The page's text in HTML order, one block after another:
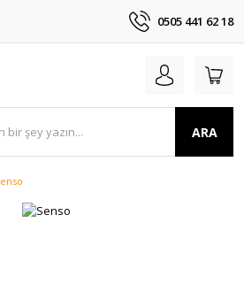
0505 441 62 18
ARA